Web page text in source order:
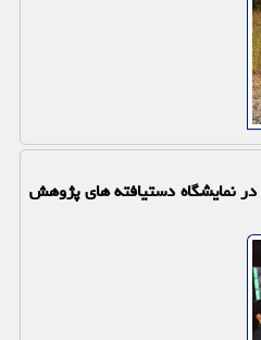
نمایشگاه دستیافته های پژوهش